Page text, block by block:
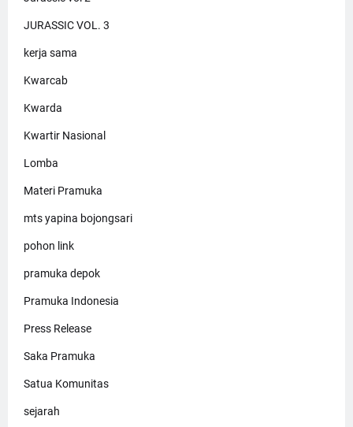
JURASSIC VOL. 3
kerja sama
Kwarcab
Kwarda
Kwartir Nasional
Lomba
Materi Pramuka
mts yapina bojongsari
pohon link
pramuka depok
Pramuka Indonesia
Press Release
Saka Pramuka
Satua Komunitas
sejarah